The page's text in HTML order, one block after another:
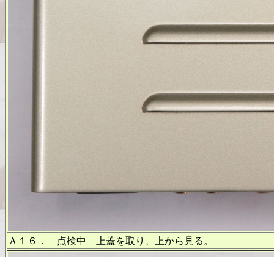
Ａ１６． 点検中 上蓋を取り、上から見る。